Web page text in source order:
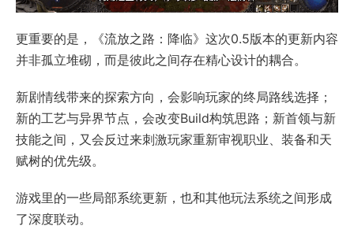
更重要的是，《流放之路：降临》这次0.5版本的更新内容
并非孤立堆砌，而是彼此之间存在精心设计的耦合。
新剧情线带来的探索方向，会影响玩家的终局路线选择；
新的工艺与异界节点，会改变Build构筑思路；新首领与新
技能之间，又会反过来刺激玩家重新审视职业、装备和天
赋树的优先级。
游戏里的一些局部系统更新，也和其他玩法系统之间形成
了深度联动。